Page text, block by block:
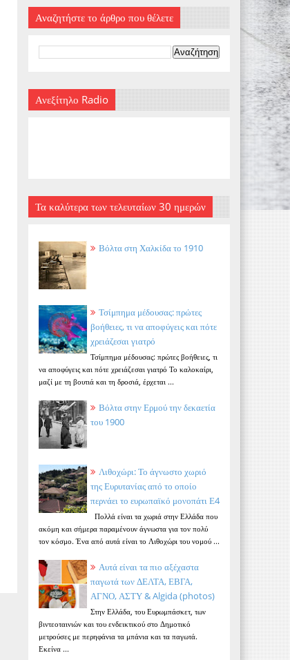
Αναζητήστε το άρθρο που θέλετε
Ανεξίτηλο Radio
Τα καλύτερα των τελευταίων 30 ημερών
Βόλτα στη Χαλκίδα το 1910
Τσίμπημα μέδουσας: πρώτες
βοήθειες, τι να αποφύγεις και πότε
χρειάζεσαι γιατρό
Τσίμπημα μέδουσας: πρώτες βοήθειες, τι
να αποφύγεις και πότε χρειάζεσαι γιατρό Το καλοκαίρι,
μαζί με τη βουτιά και τη δροσιά, έρχεται ...
Βόλτα στην Ερμού την δεκαετία
του 1900
Λιθοχώρι: Το άγνωστο χωριό
της Ευρυτανίας από το οποίο
περνάει το ευρωπαϊκό μονοπάτι Ε4
Πολλά είναι τα χωριά στην Ελλάδα που
ακόμη και σήμερα παραμένουν άγνωστα για τον πολύ
τον κόσμο. Ένα από αυτά είναι το Λιθοχώρι του νομού ...
Αυτά είναι τα πιο αξέχαστα
παγωτά των ΔΕΛΤΑ, ΕΒΓΑ,
ΑΓΝΟ, ΑΣΤΥ & Algida (photos)
Στην Ελλάδα, του Ευρωμπάσκετ, των
βιντεοταινιών και του ενδεικτικού στο Δημοτικό
μετρούσες με περηφάνια τα μπάνια και τα παγωτά.
Εκείνα ...